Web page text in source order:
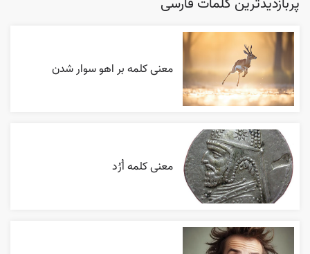
معنی کلمه بر اهو سوار شدن
معنی کلمه اُرُد